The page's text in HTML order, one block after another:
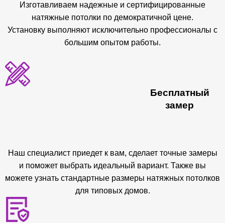
Изготавливаем надежные и сертифицированные
натяжные потолки по демократичной цене.
Установку выполняют исключительно профессионалы с
большим опытом работы.
Бесплатный
замер
Наш специалист приедет к вам, сделает точные замеры
и поможет выбрать идеальный вариант. Также вы
можете узнать стандартные размеры натяжных потолков
для типовых домов.